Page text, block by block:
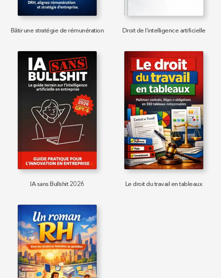
Bâtir une stratégie de rémunération Droit de l’intelligence artificielle
IA sans Bullshit 2026 Le droit du travail en tableaux